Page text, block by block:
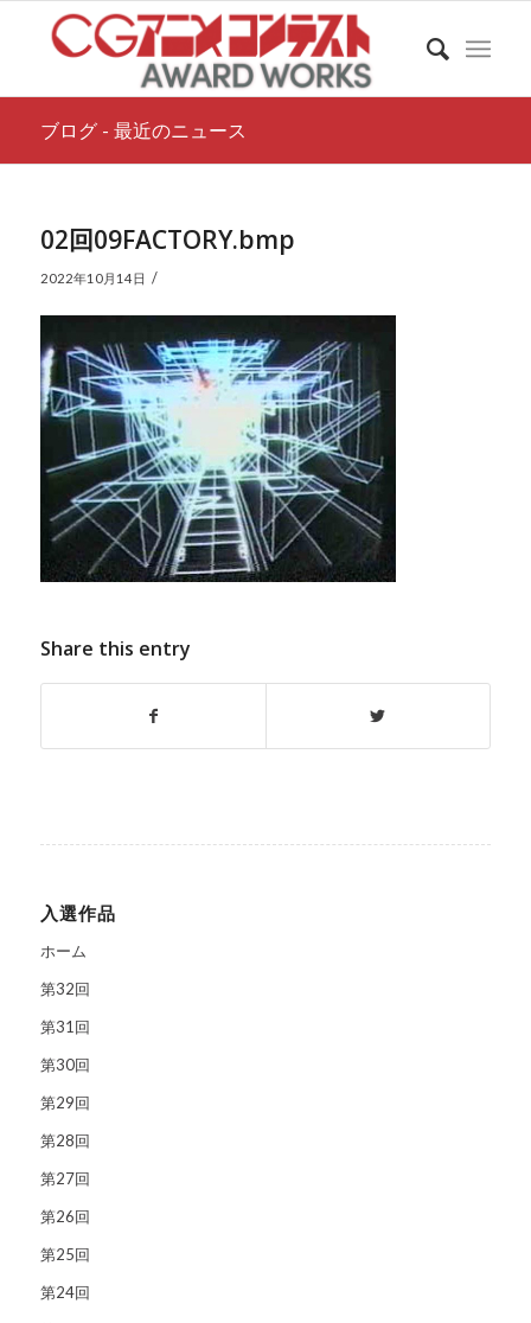
ブログ - 最近のニュース
02回09FACTORY.bmp
2022年10月14日 /
Share this entry
入選作品
ホーム
第32回
第31回
第30回
第29回
第28回
第27回
第26回
第25回
第24回